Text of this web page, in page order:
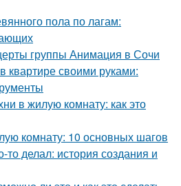
пола по лагам:
группы Анимация в Сочи
квартире своими руками:
в жилую комнату: как это
комнату: 10 основных шагов
то делал: история создания и